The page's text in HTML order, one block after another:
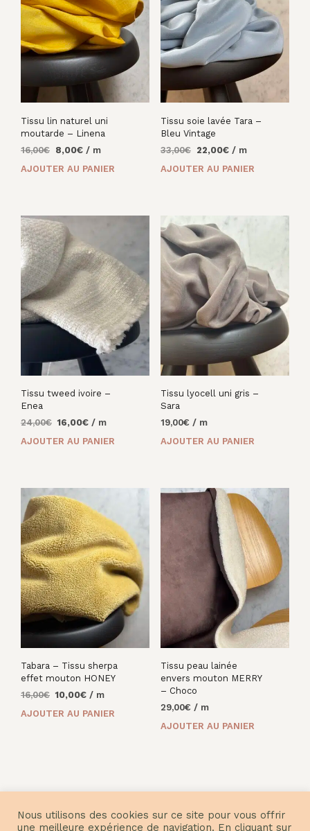
Tissu lin naturel uni
moutarde – Linena
16,00€ Le
8,00€Le/ m
AJOUTER AU PANIER
Tissu soie lavée Tara –
Bleu Vintage
33,00€
Le
22,00€Le/ m
AJOUTER AU PANIER
Tissu tweed ivoire –
Enea
24,00€ Le
16,00€Le/ m
AJOUTER AU PANIER
Tissu lyocell uni gris –
Sara
19,00€ / m
AJOUTER AU PANIER
Tabara – Tissu sherpa
effet mouton HONEY
16,00€ Le
10,00€Le/ m
AJOUTER AU PANIER
Tissu peau lainée
envers mouton MERRY
– Choco
29,00€ / m
AJOUTER AU PANIER
Nous utilisons des cookies sur ce site pour vous offrir
une meilleure expérience de navigation. En cliquant sur